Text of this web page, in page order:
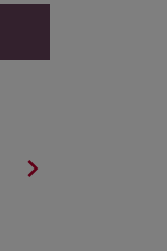
chevron_right